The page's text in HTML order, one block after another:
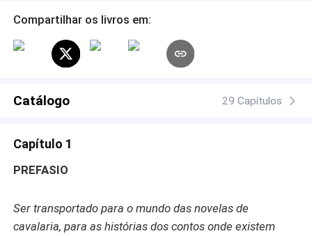
Liberdade, mas a fé de um povo supera todos os
povo? Com fé e confiança uma batalha será travada
aonde tudo pode acontecer. Será que o bem
Compartilhar os livros em:
Catálogo 29 Capítulos
Capítulo 1
PREFASIO
Ser transportado para o mundo das novelas de
cavalaria, para as histórias dos contos onde existem